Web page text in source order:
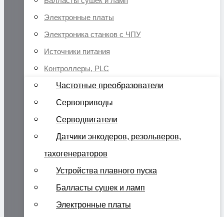
Электронные платы
Электроника станков с ЧПУ
Источники питания
Контроллеры, PLC
Частотные преобразователи
Сервоприводы
Серводвигатели
Датчики энкодеров, резольверов,
тахогенераторов
Устройства плавного пуска
Балласты сушек и ламп
Электронные платы